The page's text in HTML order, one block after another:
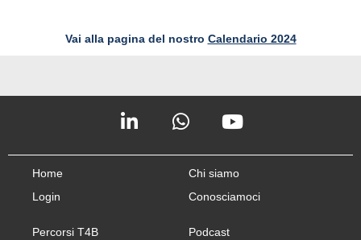
Vai alla pagina del nostro Calendario 2024
Home
Login
Chi siamo
Conosciamoci
Percorsi T4B
Podcast